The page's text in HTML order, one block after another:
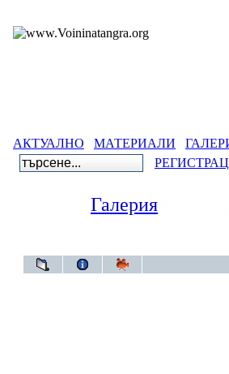
АКТУАЛНО МАТЕРИАЛИ
Галерия